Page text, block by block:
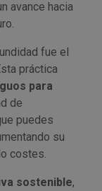
avance hacia
fue el
práctica
para
de
puedes
su
costes.
sostenible,